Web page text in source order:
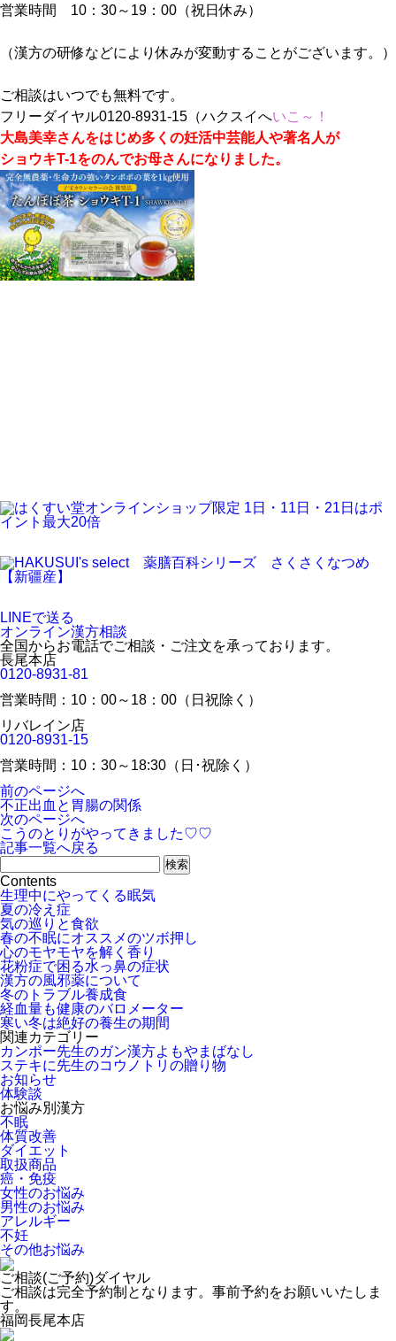
営業時間 10：30～19：00（祝日休み）
（漢方の研修などにより休みが変動することがございます。）
ご相談はいつでも無料です。
フリーダイヤル0120-8931-15（ハクスイへいこ～！
大島美幸さんをはじめ多くの妊活中芸能人や著名人が
ショウキT-1をのんでお母さんになりました。
LINEで送る
オンライン漢方相談
全国からお電話でご相談・ご注文を承っております。
長尾本店
0120-8931-81
営業時間：10：00～18：00（日祝除く）
リバレイン店
0120-8931-15
営業時間：10：30～18:30（日･祝除く）
前のページへ
不正出血と胃腸の関係
次のページへ
こうのとりがやってきました♡♡
記事一覧へ戻る
Contents
生理中にやってくる眠気
夏の冷え症
気の巡りと食欲
春の不眠にオススメのツボ押し
心のモヤモヤを解く香り
花粉症で困る水っ鼻の症状
漢方の風邪薬について
冬のトラブル養成食
経血量も健康のバロメーター
寒い冬は絶好の養生の期間
関連カテゴリー
カンポー先生のガン漢方よもやまばなし
ステキに先生のコウノトリの贈り物
お知らせ
体験談
お悩み別漢方
不眠
体質改善
ダイエット
取扱商品
癌・免疫
女性のお悩み
男性のお悩み
アレルギー
不妊
その他お悩み
ご相談(ご予約)ダイヤル
ご相談は完全予約制となります。事前予約をお願いいたしま
す。
福岡長尾本店